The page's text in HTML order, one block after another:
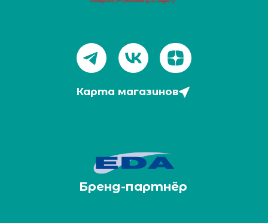
Карта магазинов
Бренд-партнёр